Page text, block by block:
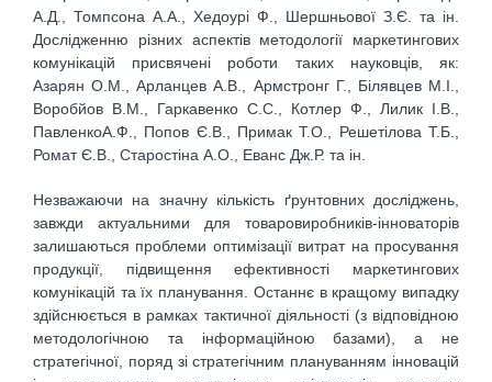
А.Д., Томпсона А.А., Хедоурі Ф., Шершньової З.Є. та ін.
Дослідженню різних аспектів методології маркетингових
комунікацій присвячені роботи таких науковців, як:
Азарян О.М., Арланцев А.В., Армстронг Г., Білявцев М.І.,
Воробйов В.М., Гаркавенко С.С., Котлер Ф., Лилик І.В.,
ПавленкоА.Ф., Попов Є.В., Примак Т.О., Решетілова Т.Б.,
Ромат Є.В., Старостіна А.О., Еванс Дж.Р. та ін.
Незважаючи на значну кількість ґрунтовних досліджень,
завжди актуальними для товаровиробників-інноваторів
залишаються проблеми оптимізації витрат на просування
продукції, підвищення ефективності маркетингових
комунікацій та їх планування. Останнє в кращому випадку
здійснюється в рамках тактичної діяльності (з відповідною
методологічною та інформаційною базами), а не
стратегічної, поряд зі стратегічним плануванням інновацій